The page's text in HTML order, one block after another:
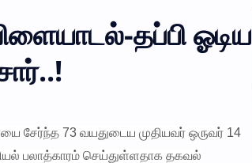
தப்பி ஓடிய
சேர்ந்த 73 வயதுடைய முதியவர் ஒருவர் 14
பலாத்காரம் செய்துள்ளதாக தகவல்